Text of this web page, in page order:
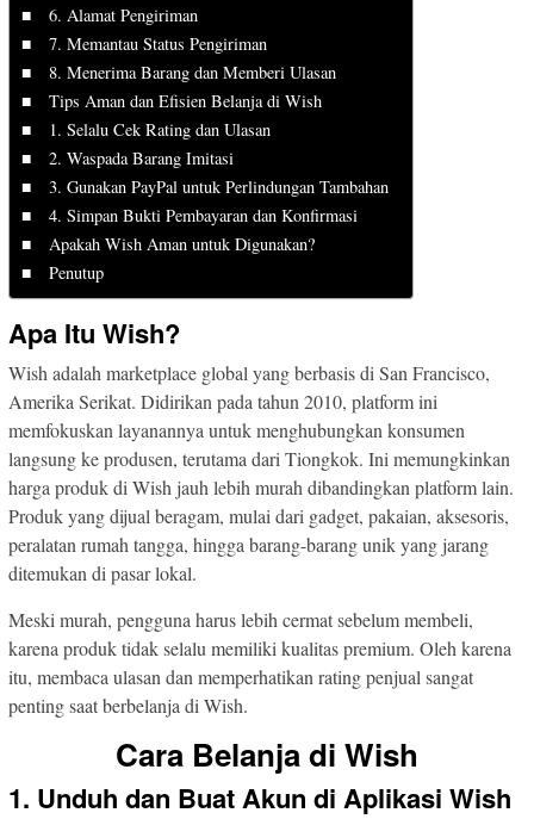
6. Alamat Pengiriman
7. Memantau Status Pengiriman
8. Menerima Barang dan Memberi Ulasan
Tips Aman dan Efisien Belanja di Wish
1. Selalu Cek Rating dan Ulasan
2. Waspada Barang Imitasi
3. Gunakan PayPal untuk Perlindungan Tambahan
4. Simpan Bukti Pembayaran dan Konfirmasi
Apakah Wish Aman untuk Digunakan?
Penutup
Apa Itu Wish?
Wish adalah marketplace global yang berbasis di San Francisco,
Amerika Serikat. Didirikan pada tahun 2010, platform ini
memfokuskan layanannya untuk menghubungkan konsumen
langsung ke produsen, terutama dari Tiongkok. Ini memungkinkan
harga produk di Wish jauh lebih murah dibandingkan platform lain.
Produk yang dijual beragam, mulai dari gadget, pakaian, aksesoris,
peralatan rumah tangga, hingga barang-barang unik yang jarang
ditemukan di pasar lokal.
Meski murah, pengguna harus lebih cermat sebelum membeli,
karena produk tidak selalu memiliki kualitas premium. Oleh karena
itu, membaca ulasan dan memperhatikan rating penjual sangat
penting saat berbelanja di Wish.
Cara Belanja di Wish
1. Unduh dan Buat Akun di Aplikasi Wish